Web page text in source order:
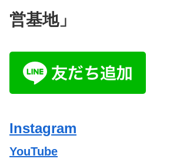
営基地」
Instagram
YouTube